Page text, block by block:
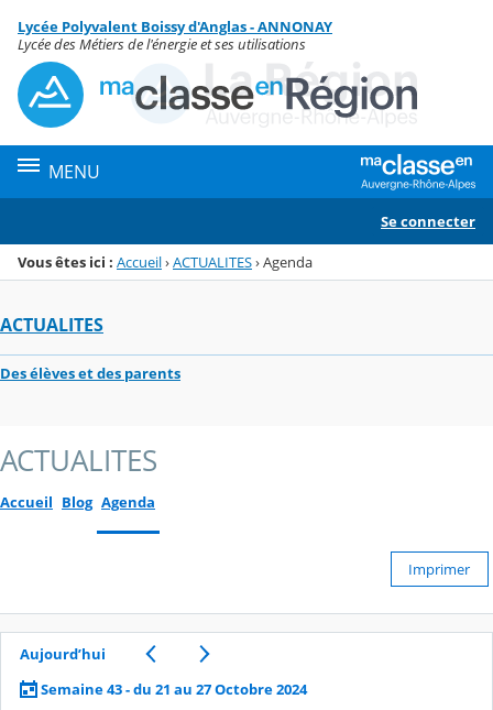
Menu de la rubrique
Contenu
Lycée Polyvalent Boissy d'Anglas - ANNONAY
Lycée des Métiers de l'énergie et ses utilisations
MENU
Se connecter
Vous êtes ici : Accueil›ACTUALITES›Agenda
ACTUALITES
Des élèves et des parents
ACTUALITES
Accueil Blog Agenda
Imprimer
Aujourd’hui
Semaine 43 - du 21 au 27 Octobre 2024